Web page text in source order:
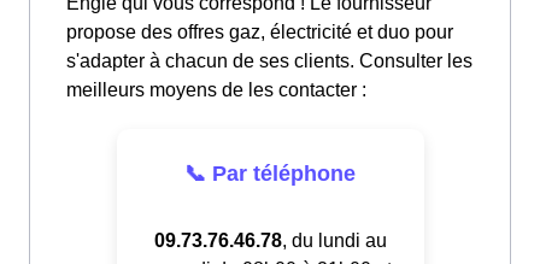
propose des offres gaz, électricité et duo pour
s'adapter à chacun de ses clients. Consulter les
meilleurs moyens de les contacter :
📞 Par téléphone
09.73.76.46.78, du lundi au